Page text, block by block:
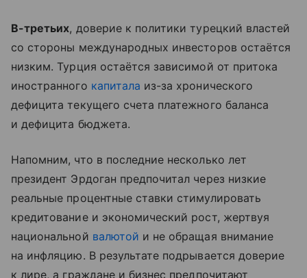
В-третьих, доверие к политики турецкий властей
со стороны международных инвесторов остаётся
низким. Турция остаётся зависимой от притока
иностранного капитала из-за хронического
дефицита текущего счета платежного баланса
и дефицита бюджета.
Напомним, что в последние несколько лет
президент Эрдоган предпочитал через низкие
реальные процентные ставки стимулировать
кредитование и экономический рост, жертвуя
национальной валютой и не обращая внимание
на инфляцию. В результате подрывается доверие
к лире, а граждане и бизнес предпочитают